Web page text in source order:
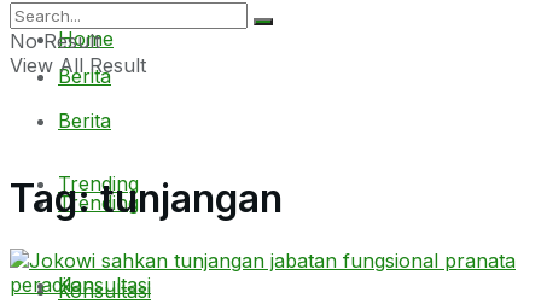
Berita
Trending
Konsultasi
Home
Berita
Trending
Konsultasi
No Result
View All Result
Tag:tunjangan